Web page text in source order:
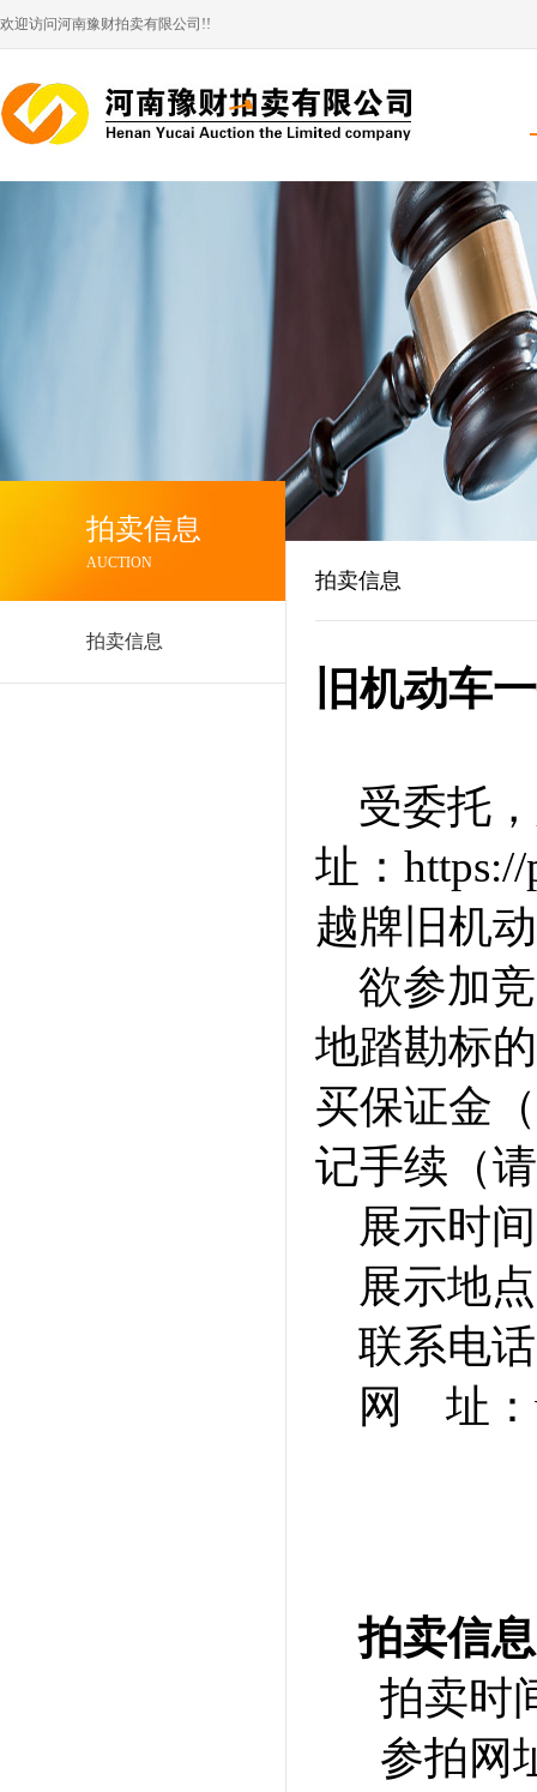
欢迎访问河南豫财拍卖有限公司!!
拍卖信息
AUCTION
拍卖信息
拍卖信息
旧机动车
受委托，
址：
越牌旧机
欲参加
地踏勘标
买保证金
记手续（
展示时
展示地
联系电
网 址：
拍卖信息
拍卖时
参拍网